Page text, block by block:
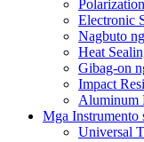
Electronic
Nagbuto
Heat
Gibag-on
Impact
Aluminum
Mga Instrumento
Universal